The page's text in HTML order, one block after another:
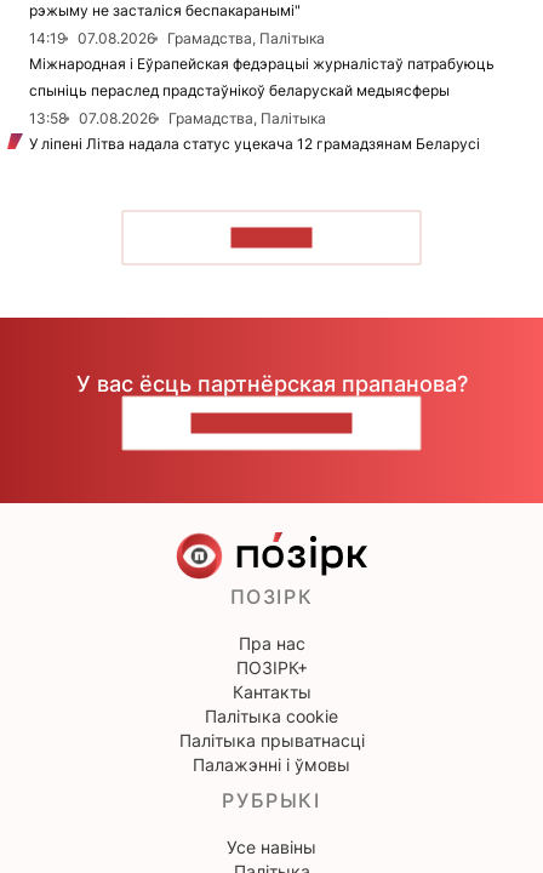
рэжыму не засталіся беспакаранымі"
14:19
07.08.2026
Грамадства, Палітыка
Міжнародная і Еўрапейская федэрацыі журналістаў патрабуюць
спыніць пераслед прадстаўнікоў беларускай медыясферы
13:58
07.08.2026
Грамадства, Палітыка
У ліпені Літва надала статус уцекача 12 грамадзянам Беларусі
У вас ёсць партнёрская прапанова?
ПОЗІРК
Пра нас
ПОЗІРК+
Кантакты
Палітыка cookie
Палітыка прыватнасці
Палажэнні і ўмовы
РУБРЫКІ
Усе навіны